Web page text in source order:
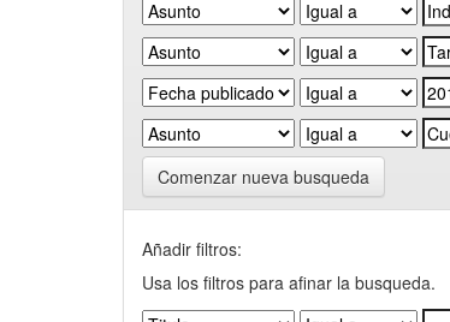
Comenzar nueva busqueda
Añadir filtros:
Usa los filtros para afinar la busqueda.